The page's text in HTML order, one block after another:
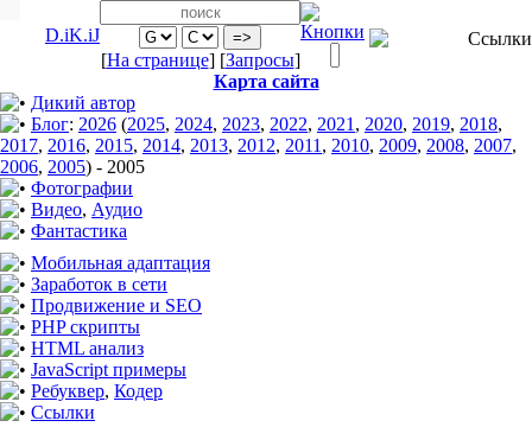
D.iK.iJ
[На странице] [Запросы]
Карта сайта
Дикий автор
Блог: 2026 (2025, 2024, 2023, 2022, 2021 , 2020, 2019, 2018,
2017, 2016, 2015, 2014, 2013, 2012, 2011 , 2010, 2009, 2008, 2007,
2006, 2005) - 2005
Фотографии
Видео, Аудио
Фантастика
Мобильная адаптация
Заработок в сети
Продвижение и SEO
PHP скрипты
HTML анализ
JavaScript примеры
Ребуквер, Кодер
Ссылки